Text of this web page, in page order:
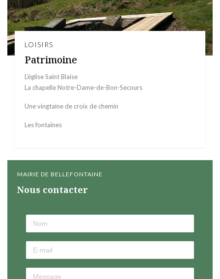
LOISIRS
Patrimoine
L'église Saint Blaise
La chapelle Notre-Dame-de-Bon-Secours
Une vingtaine de croix de chemin
Les fontaines
MAIRIE DE BELLEFONTAINE
Nous contacter